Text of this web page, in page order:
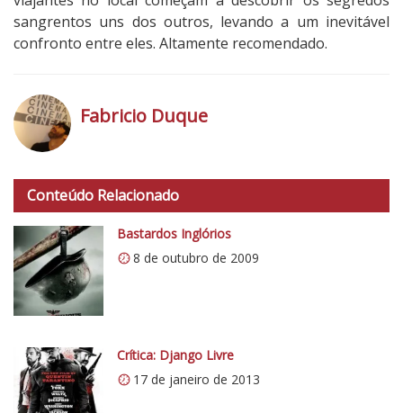
sangrentos uns dos outros, levando a um inevitável
confronto entre eles. Altamente recomendado.
o
t
C
í
i
1
t
p
s
:
/
/
w
Fabricio Duque
Conteúdo Relacionado
Bastardos Inglórios
8 de outubro de 2009
Crítica: Django Livre
17 de janeiro de 2013